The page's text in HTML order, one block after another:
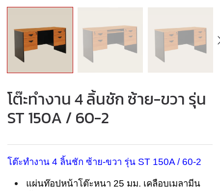
โต๊ะทำงาน 4 ลิ้นชัก ซ้าย-ขวา รุ่น
ST 150A / 60-2
โต๊ะทำงาน 4 ลิ้นชัก ซ้าย-ขวา รุ่น ST 150A / 60-2
แผ่นท๊อปหน้าโต๊ะหนา 25 มม. เคลือบเมลามีน